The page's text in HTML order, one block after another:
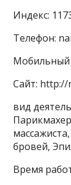
Индекс:
Телефон:
Мобильный
Сайт: http://
вид
бровей,
Время